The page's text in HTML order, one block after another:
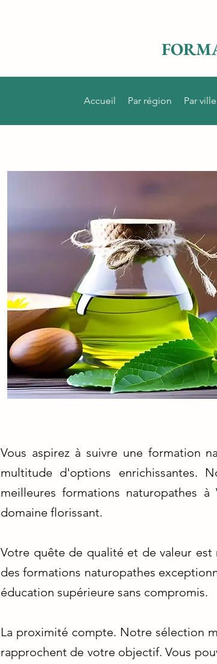
Accueil Par région Par ville
Vous aspirez à suivre une formation
multitude d'options enrichissantes.
meilleures formations naturopathes
domaine florissant.
Votre quête de qualité et de valeur
des formations naturopathes
éducation supérieure sans compromis.
La proximité compte. Notre sélection
rapprochent de votre objectif. Vous